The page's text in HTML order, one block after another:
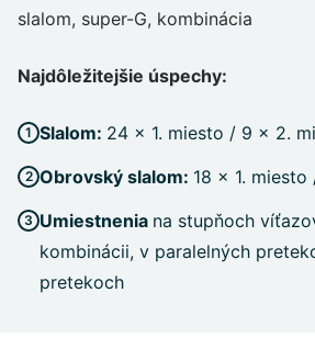
slalom, super-G, kombinácia
Najdôležitejšie úspechy:
Slalom: 24 x 1. miesto / 9 x 2.
Obrovský slalom: 18 x 1.
Umiestnenia na stupňoch
kombinácii, v paralelných
pretekoch